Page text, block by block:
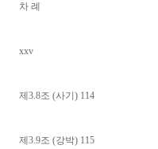
차 례
xxv
제3.8조 (사기) 114
제3.9조 (강박) 115